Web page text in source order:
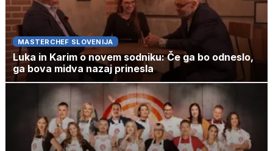
MASTERCHEF SLOVENIJA
Luka in Karim o novem sodniku: Če ga bo odneslo,
ga bova midva nazaj prinesla